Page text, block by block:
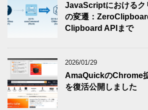
JavaScriptにおけるク
の変遷：
Clipboard APIまで
2026/01/29
AmaQuickのChrome
を復活公開しました